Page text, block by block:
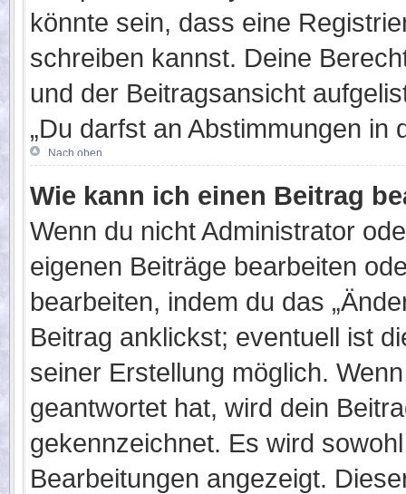
könnte sein, dass eine
schreiben kannst. Deine
und der Beitragsansicht
„Du darfst an Abstimmungen in
Nach oben
Wie kann ich einen Beitrag
Wenn du nicht Administrator
eigenen Beiträge bearbeiten
bearbeiten, indem du das
Beitrag anklickst; eventuell ist
seiner Erstellung möglich.
geantwortet hat, wird dein
gekennzeichnet. Es wird
Bearbeitungen angezeigt.